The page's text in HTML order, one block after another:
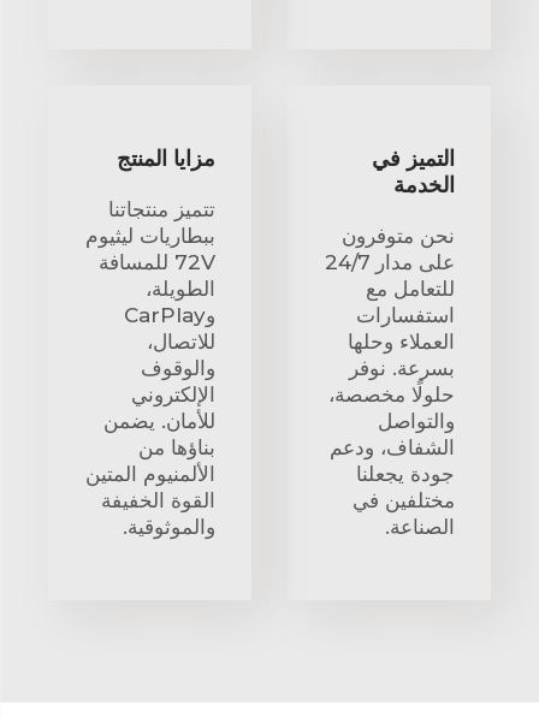
التميز في
الخدمة
نحن متوفرون
على مدار 24/7
للتعامل مع
استفسارات
العملاء وحلها
بسرعة. نوفر
حلولًا مخصصة،
والتواصل
الشفاف، ودعم
جودة يجعلنا
مختلفين في
الصناعة.
مزايا المنتج
تتميز منتجاتنا
ببطاريات ليثيوم
72V للمسافة
الطويلة،
وCarPlay
للاتصال،
والوقوف
الإلكتروني
للأمان. يضمن
بناؤها من
الألمنيوم المتين
القوة الخفيفة
والموثوقية.